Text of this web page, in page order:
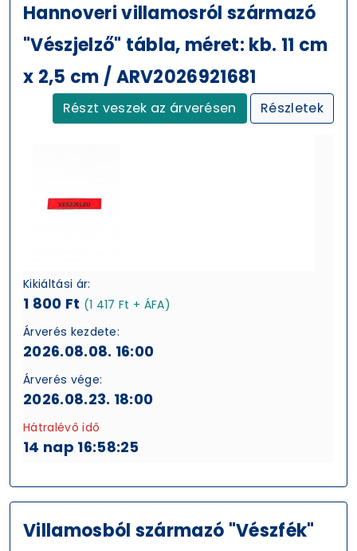
Hannoveri villamosról származó
"Vészjelző" tábla, méret: kb. 11 cm
x 2,5 cm / ARV2026921681
Részt veszek az árverésen Részletek
Kikiáltási ár:
1 800 Ft (1 417 Ft + ÁFA)
Árverés kezdete:
2026.08.08. 16:00
Árverés vége:
2026.08.23. 18:00
Hátralévő idő
14 nap 16:58:25
Villamosból származó "Vészfék"